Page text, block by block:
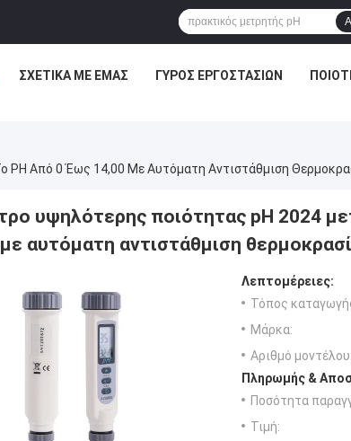
ΣΧΕΤΙΚΆ ΜΕ ΕΜΆΣ ΓΎΡΟΣ ΕΡΓΟΣΤΑΣΊΩΝ
PH Από 0 Έως 14,00 Με Αυτόματη Αντιστάθμιση
υψηλότερης ποιότητας pH 2024
αυτόματη αντιστάθμιση
Λεπτομέρειες:
Τόπος
Μάρκα:
Αριθμό μοντέλου:
Πληρωμής &
Ποσότητα
Τιμή: